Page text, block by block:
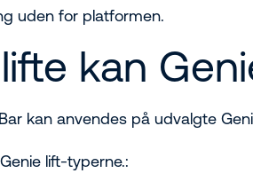
uden for platformen.
kan
kan anvendes på udvalgte
lift-typerne.: